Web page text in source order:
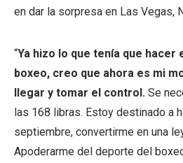
en dar la sorpresa en Las Vegas,
“Ya hizo lo que tenía que hacer
boxeo, creo que ahora es mi
llegar y tomar el control. Se
las 168 libras. Estoy destinado a
septiembre, convertirme en una
Apoderarme del deporte del